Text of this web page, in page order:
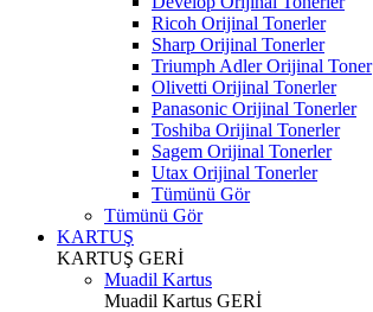
Ricoh Orijinal Tonerler
Sharp Orijinal Tonerler
Triumph Adler Orijinal Toner
Olivetti Orijinal Tonerler
Panasonic Orijinal Tonerler
Toshiba Orijinal Tonerler
Sagem Orijinal Tonerler
Utax Orijinal Tonerler
Tümünü Gör
Tümünü Gör
KARTUŞ
KARTUŞ GERİ
Muadil Kartus
Muadil Kartus GERİ